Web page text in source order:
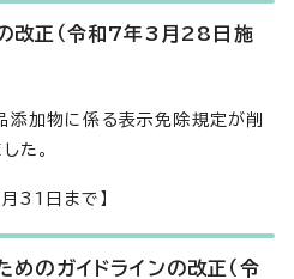
改正（令和7年3月28日施
加物に係る表示免除規定が削
た。
31日まで】
のガイドラインの改正（令